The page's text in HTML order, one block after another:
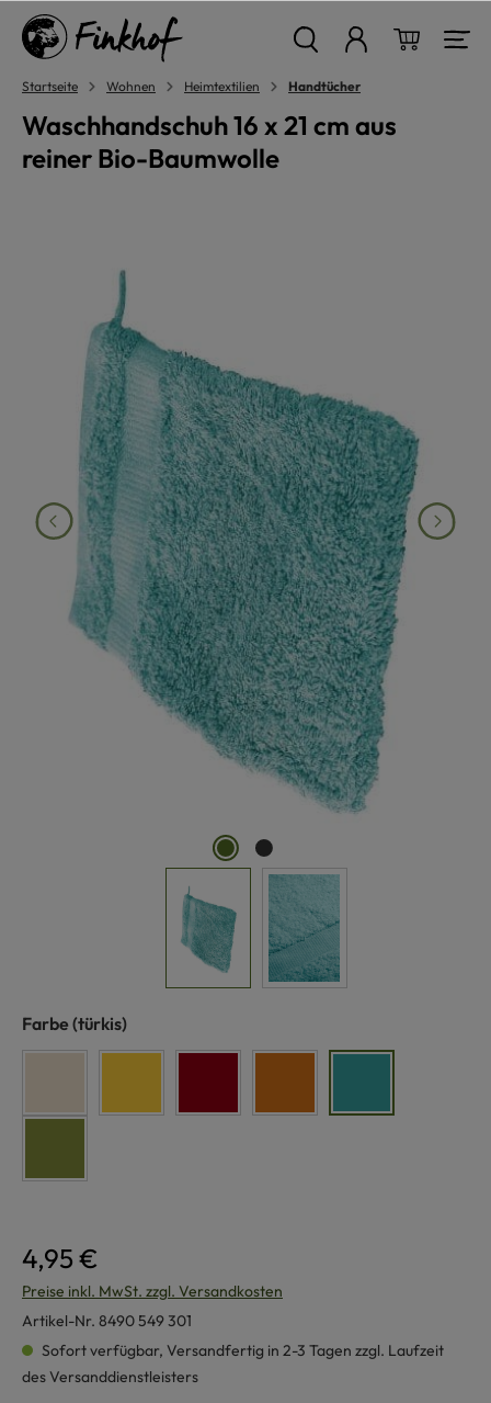
springen
Startseite Wohnen Heimtextilien Handtücher
Waschhandschuh 16 x 21 cm aus
reiner Bio-Baumwolle
Farbe auswählen
(türkis)
4,95 €
Preise inkl. MwSt. zzgl. Versandkosten
Artikel-Nr. 8490 549 301
Sofort verfügbar, Versandfertig in 2-3 Tagen zzgl. Laufzeit
des Versanddienstleisters